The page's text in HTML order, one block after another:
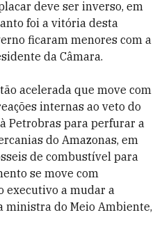
deve ser inverso, em
foi a vitória desta
ficaram menores com a
da Câmara.
acelerada que move com
internas ao veto do
Petrobras para perfurar a
do Amazonas, em
de combustível para
se move com
executivo a mudar a
ministra do Meio Ambiente,